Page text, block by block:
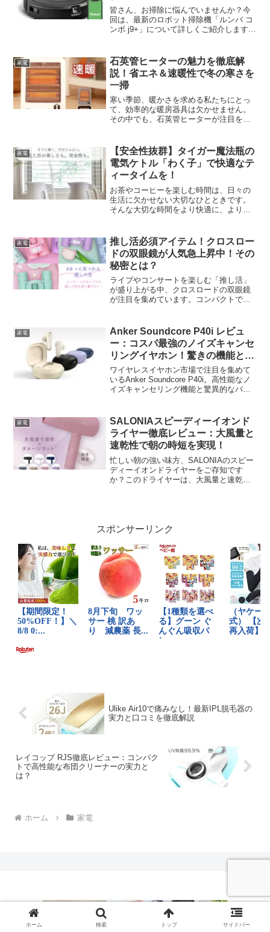
皆さん、お掃除に悩んでいませんか？今
回は、最新のロボット掃除機「ルンバ コ
ンボ j9+」について詳しくご紹介します。
ましょう！ルンバ コンボ j9+の魅力を徹
底解剖！ま...
家電
石英管ヒーターの魅力を徹底解
説！省エネ＆速暖性で冬の寒さを
一掃
寒い季節、暖かさを求める私たちにとっ
て、効率的な暖房器具は欠かせません。
その中でも、石英管ヒーターが注目を集
ていきましょう。石英管ヒーターの特徴
と魅力石英管ヒーターは、...
家電
【安全性抜群】タイガー魔法瓶の
電気ケトル「わく子」で快適なテ
ィータイムを！
お茶やコーヒーを楽しむ時間は、日々の
生活に欠かせない大切なひとときです。
そんな大切な時間をより快適に、より安
トル わく子」は、安全性と使いやすさを
兼ね備えた画期的な製品...
家電
推し活必須アイテム！クロスロー
ドの双眼鏡が人気急上昇中！その
秘密とは？
ライブやコンサートを楽しむ「推し活」
が盛り上がる中、クロスロードの双眼鏡
が注目を集めています。コンパクトで使
の「推し活」双眼鏡の特徴や口コミ、実
際の使用感について詳しく...
家電
Anker Soundcore P40i レビュ
ー：コスパ最強のノイズキャンセ
リングイヤホン！驚きの機能と性
能を徹底解説
ワイヤレスイヤホン市場で注目を集めて
いるAnker Soundcore P40i。高性能なノ
イズキャンセリング機能と驚異的なバッ
います。今回は、この話題のイヤホンの
特徴...
家電
SALONIAスピーディーイオンド
ライヤー徹底レビュー：大風量と
速乾性で朝の時短を実現！
忙しい朝の強い味方、SALONIAのスピー
ディーイオンドライヤーをご存知です
か？このドライヤーは、大風量と速乾性
スポンサーリンク
Ulike Air10で痛みなし！最新IPL脱毛器の
実力と口コミを徹底解説
レイコップ RJS徹底レビュー：コンパク
トで高性能な布団クリーナーの実力と
は？
ホーム 家電
ホーム 検索 トップ サイドバー